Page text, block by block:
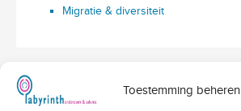
Toestemming beheren
Migratie & diversiteit